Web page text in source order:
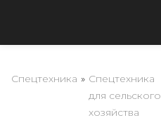
Спецтехника » Спецтехника
для сельского
хозяйства